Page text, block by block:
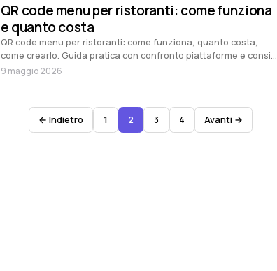
QR code menu per ristoranti: come funziona
e quanto costa
QR code menu per ristoranti: come funziona, quanto costa,
come crearlo. Guida pratica con confronto piattaforme e consigli
per scegliere
9 maggio 2026
← Indietro 1 2 3 4 Avanti →